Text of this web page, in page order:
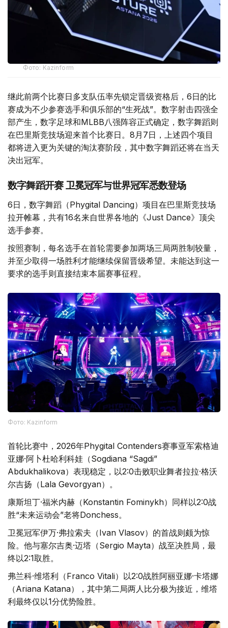
Фото: Kazinform
继此前两个比赛日多支队伍率先锁定晋级资格后，6日的比
赛成为不少参赛选手和俱乐部的“生死战”。数字射击四强全
部产生，数字足球和MLBB八强阵容正式确定，数字舞蹈则
在巴里斯竞技场迎来首个比赛日。8月7日，上述四个项目
都将进入更为关键的淘汰赛阶段，其中数字舞蹈还将在当天
决出冠军。
数字舞蹈开赛 卫冕冠军与世界冠军悉数登场
6日，数字舞蹈（Phygital Dancing）项目在巴里斯竞技场
拉开帷幕，共有16名来自世界各地的《Just Dance》顶尖
选手参赛。
按照赛制，每名选手在首轮需要参加两场三局两胜制较量，
并至少取得一场胜利才能继续保留晋级希望。未能达到这一
要求的选手则直接结束本届赛事征程。
Фото: Kazinform
首轮比赛中，2026年Phygital Contenders赛事亚军索格迪
亚娜·阿卜杜哈利科娃（Sogdiana “Sagdi”
Abdukhalikova）表现稳定，以2:0击败职业舞者拉拉·格沃
尔吉扬（Lala Gevorgyan）。
康斯坦丁·福米内赫（Konstantin Fominykh）同样以2:0战
胜“未来运动会”老将Donchess。
卫冕冠军伊万·弗拉索夫（Ivan Vlasov）的首战则颇为惊
险。他与塞尔吉奥·迈塔（Sergio Mayta）战至决胜局，最
终以2:1取胜。
弗兰科·维塔利（Franco Vitali）以2:0战胜阿丽亚娜·卡塔娜
（Ariana Katana），其中第二局两人比分极为接近，维塔
利最终仅以1分优势险胜。